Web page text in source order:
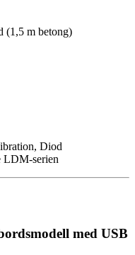
(1,5 m betong)
Diod
LDM-serien
med USB